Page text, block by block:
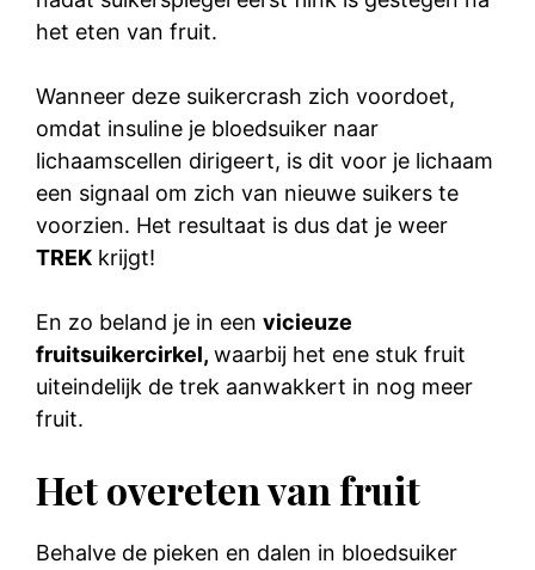
het eten van fruit.
Wanneer deze suikercrash zich voordoet,
omdat insuline je bloedsuiker naar
lichaamscellen dirigeert, is dit voor je lichaam
een signaal om zich van nieuwe suikers te
voorzien. Het resultaat is dus dat je weer
TREK krijgt!
En zo beland je in een vicieuze
fruitsuikercirkel, waarbij het ene stuk fruit
uiteindelijk de trek aanwakkert in nog meer
fruit.
Het overeten van fruit
Behalve de pieken en dalen in bloedsuiker